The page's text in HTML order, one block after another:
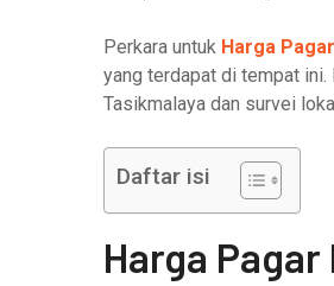
Perkara untuk Harga
yang terdapat di tempat ini.
Tasikmalaya dan survei
Daftar isi
Harga